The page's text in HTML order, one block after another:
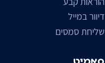
דיוור במייל
שליחת סמסים